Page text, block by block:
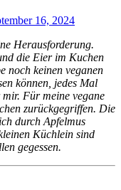
16, 2024
Herausforderung.
die Eier im Kuchen
noch keinen veganen
können, jedes Mal
Für meine vegane
zurückgegriffen. Die
durch Apfelmus
Küchlein sind
gegessen.